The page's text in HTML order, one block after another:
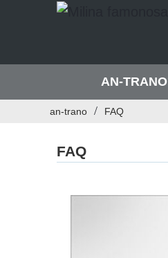
AN-TRANO
an-trano FAQ
FAQ